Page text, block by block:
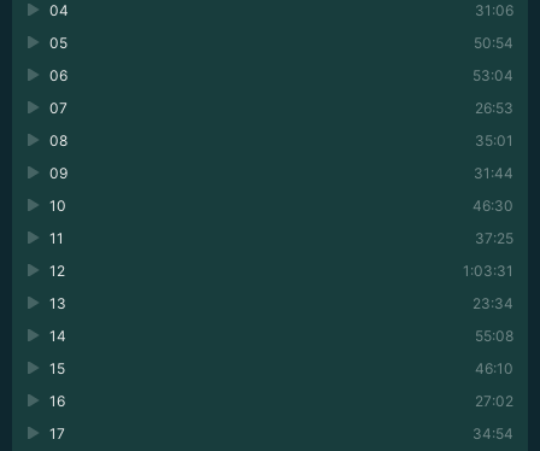
31:06
04
50:54
05
53:04
06
26:53
07
35:01
08
31:44
09
46:30
10
37:25
11
1:03:31
12
23:34
13
55:08
14
46:10
15
27:02
16
34:54
17